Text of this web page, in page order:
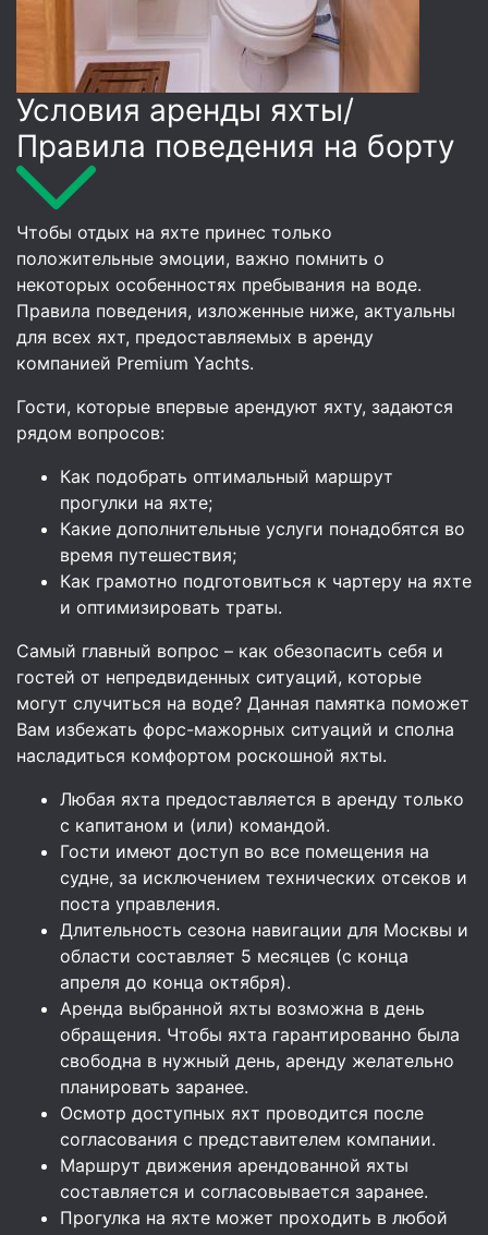
Условия аренды яхты/
Правила поведения на борту
Чтобы отдых на яхте принес только
положительные эмоции, важно помнить о
некоторых особенностях пребывания на воде.
Правила поведения, изложенные ниже, актуальны
для всех яхт, предоставляемых в аренду
компанией Premium Yachts.
Гости, которые впервые арендуют яхту, задаются
рядом вопросов:
Как подобрать оптимальный маршрут
прогулки на яхте;
Какие дополнительные услуги понадобятся во
время путешествия;
Как грамотно подготовиться к чартеру на яхте
и оптимизировать траты.
Самый главный вопрос – как обезопасить себя и
гостей от непредвиденных ситуаций, которые
могут случиться на воде? Данная памятка поможет
Вам избежать форс-мажорных ситуаций и сполна
насладиться комфортом роскошной яхты.
Любая яхта предоставляется в аренду только
с капитаном и (или) командой.
Гости имеют доступ во все помещения на
судне, за исключением технических отсеков и
поста управления.
Длительность сезона навигации для Москвы и
области составляет 5 месяцев (с конца
апреля до конца октября).
Аренда выбранной яхты возможна в день
обращения. Чтобы яхта гарантированно была
свободна в нужный день, аренду желательно
планировать заранее.
Осмотр доступных яхт проводится после
согласования с представителем компании.
Маршрут движения арендованной яхты
составляется и согласовывается заранее.
Прогулка на яхте может проходить в любой